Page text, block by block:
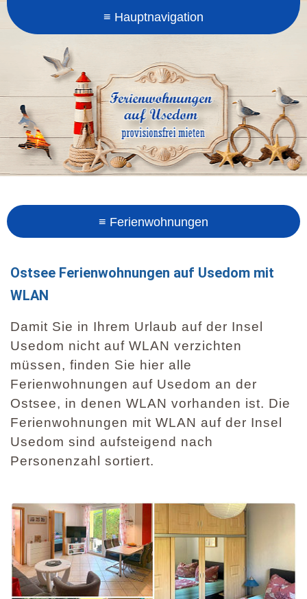
Ostsee Ferienwohnungen auf Usedom mit
WLAN
Damit Sie in Ihrem Urlaub auf der Insel
Usedom nicht auf WLAN verzichten
müssen, finden Sie hier alle
Ferienwohnungen auf Usedom an der
Ostsee, in denen WLAN vorhanden ist. Die
Ferienwohnungen mit WLAN auf der Insel
Usedom sind aufsteigend nach
Personenzahl sortiert.